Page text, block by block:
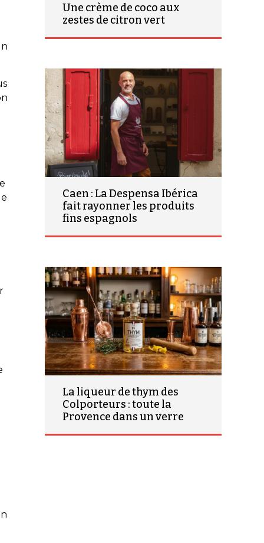
Une crème de coco aux
zestes de citron vert
Caen : La Despensa Ibérica
fait rayonner les produits
fins espagnols
La liqueur de thym des
Colporteurs : toute la
Provence dans un verre